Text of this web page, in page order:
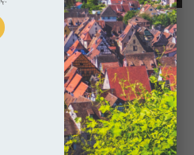
czasu
Sandomierz jest jednym z
w kraju. Jego urokliwe uliczki